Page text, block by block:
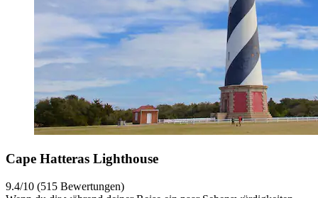
Cape Hatteras Lighthouse
9.4/10 (515 Bewertungen)